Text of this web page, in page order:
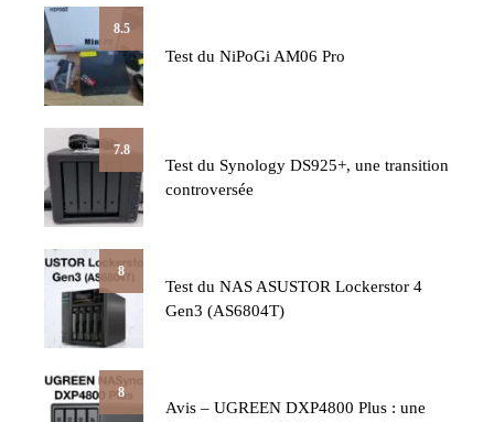
8.5
Test du NiPoGi AM06 Pro
7.8
Test du Synology DS925+, une transition
controversée
8
Test du NAS ASUSTOR Lockerstor 4
Gen3 (AS6804T)
8
Avis – UGREEN DXP4800 Plus : une